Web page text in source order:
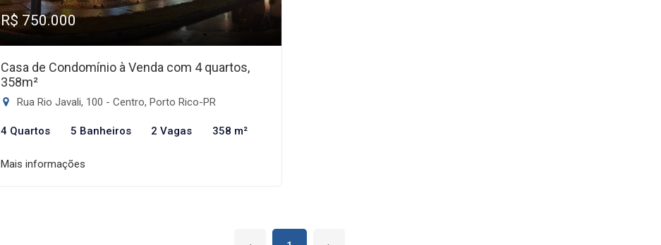
R$ 750.000
Casa de Condomínio à Venda com 4 quartos,
358m²
Rua Rio Javali, 100 - Centro, Porto Rico-PR
4 Quartos 5 Banheiros 2 Vagas 358 m²
Mais informações